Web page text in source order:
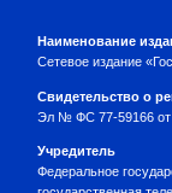
Наименование
Сетевое издание
Свидетельство о
Эл № ФС 77-59166 от
Учредитель
Федеральное